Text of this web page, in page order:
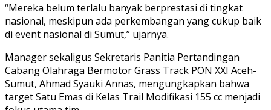
“Mereka belum terlalu banyak berprestasi di tingkat
nasional, meskipun ada perkembangan yang cukup baik
di event nasional di Sumut,” ujarnya.
Manager sekaligus Sekretaris Panitia Pertandingan
Cabang Olahraga Bermotor Grass Track PON XXI Aceh-
Sumut, Ahmad Syauki Annas, mengungkapkan bahwa
target Satu Emas di Kelas Trail Modifikasi 155 cc menjadi